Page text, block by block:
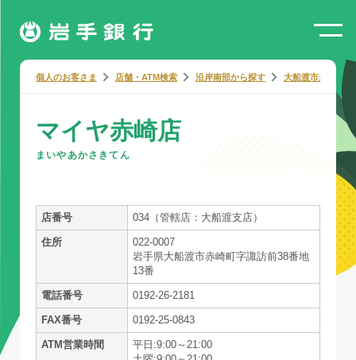
個人のお客さま 店舗・ATM検索 沿岸南部から探す 大船渡市から探す
マイヤ赤崎店
まいやあかさきてん
店番号 034（管轄店：大船渡支店）
住所
022-0007
岩手県大船渡市赤崎町字諏訪前38番地
13番
電話番号 0192-26-2181
FAX番号 0192-25-0843
ATM営業時間
平日:9:00～21:00